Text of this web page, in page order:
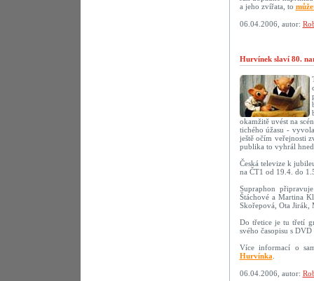
a jeho zvířata, to
06.04.2006, autor:
Hurvínek slaví 80.
okamžitě uvést na
tichého úžasu -
ještě očím veřejnosti
publika to vyhrál
Česká televize k
na ČT1 od 19.4. do
Supraphon
Štáchové a Martina
Skořepová, Ota Jirák,
Do třetice je tu třetí
svého časopisu s
Více informací o
Hurvínka
06.04.2006, autor: